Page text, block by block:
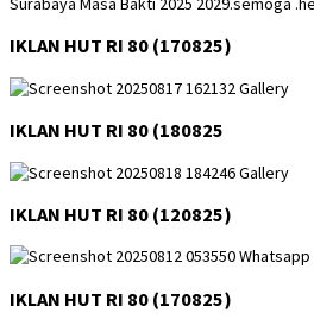
IKLAN HUT RI 80 (170825)
IKLAN HUT RI 80 (180825
IKLAN HUT RI 80 (120825)
IKLAN HUT RI 80 (170825)